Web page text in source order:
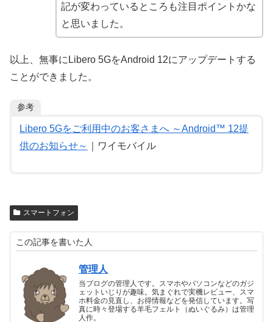
記が変わっているところも注目ポイントかな
と思いました。
以上、無事にLibero 5GをAndroid 12にアップデートする
ことができました。
参考
Libero 5Gをご利用中のお客さまへ ～Android™ 12提
供のお知らせ～
｜ワイモバイル
スマートフォン
この記事を書いた人
管理人
当ブログの管理人です。スマホやパソコンなどのガジ
ェットいじりが趣味。気まぐれで実機レビュー、スマ
ホ料金の見直し、お得情報などを発信しています。写
真に時々登場する羊毛フェルト（ぬいぐるみ）は管理
人作。